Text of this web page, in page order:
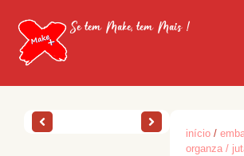
Se tem Make, tem Mais !
início /
organza /